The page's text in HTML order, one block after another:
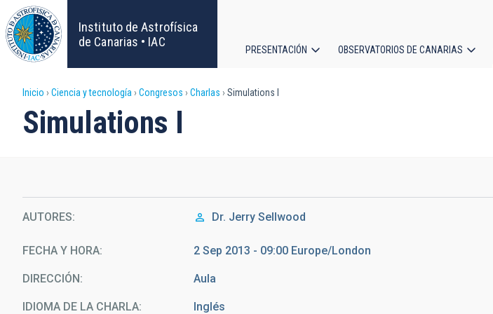
Pasar
al
contenido
principal
Instituto de Astrofísica
de Canarias • IAC
PRESENTACIÓN OBSERVATORIOS DE CANARIAS
Sobrescribir
enlaces
ayuda
a
la
navegación
Inicio Ciencia y tecnología Congresos Charlas Simulations I
Simulations I
AUTORES Dr. Jerry Sellwood
FECHA Y HORA 2 Sep 2013 - 09:00 Europe/London
DIRECCIÓN Aula
IDIOMA DE LA CHARLA Inglés